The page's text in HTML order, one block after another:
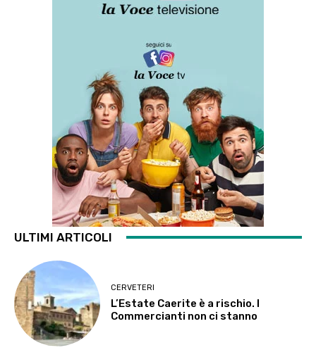
ULTIMI ARTICOLI
CERVETERI
L’Estate Caerite è a rischio. I
Commercianti non ci stanno